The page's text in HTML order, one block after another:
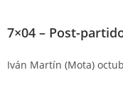
7×04 – Post-
Iván Martín (Mota)